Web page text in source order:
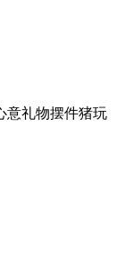
意礼物摆件猪玩